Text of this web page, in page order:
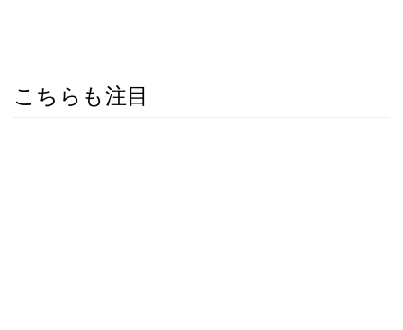
こちらも注目